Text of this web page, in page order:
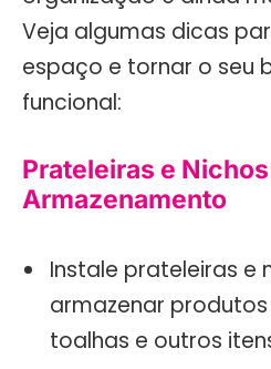
Veja algumas dicas
espaço e tornar o seu
funcional:
Prateleiras e
Armazenamento
Instale prateleiras e
armazenar
toalhas e outros